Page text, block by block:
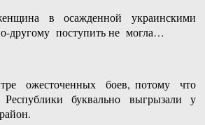
в осажденной украинскими
другому поступить не могла…
ожесточенных боев, потому что
буквально выгрызали у